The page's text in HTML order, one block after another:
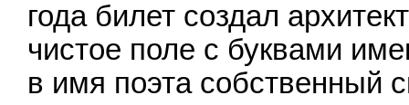
года билет создал
чистое поле с буквами
в имя поэта собственный